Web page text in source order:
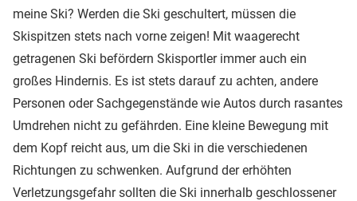
meine Ski? Werden die Ski geschultert, müssen die
Skispitzen stets nach vorne zeigen! Mit waagerecht
getragenen Ski befördern Skisportler immer auch ein
großes Hindernis. Es ist stets darauf zu achten, andere
Personen oder Sachgegenstände wie Autos durch rasantes
Umdrehen nicht zu gefährden. Eine kleine Bewegung mit
dem Kopf reicht aus, um die Ski in die verschiedenen
Richtungen zu schwenken. Aufgrund der erhöhten
Verletzungsgefahr sollten die Ski innerhalb geschlossener